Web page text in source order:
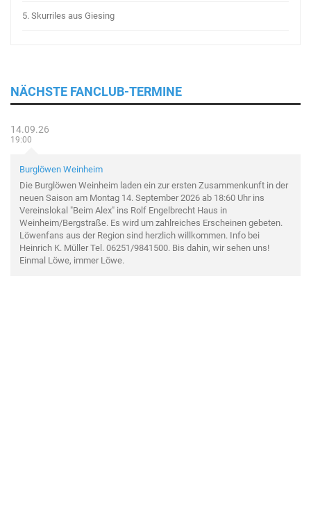
5. Skurriles aus Giesing
NÄCHSTE FANCLUB-TERMINE
14.09.26
19:00
Burglöwen Weinheim
Die Burglöwen Weinheim laden ein zur ersten Zusammenkunft in der
neuen Saison am Montag 14. September 2026 ab 18:60 Uhr ins
Vereinslokal "Beim Alex" ins Rolf Engelbrecht Haus in
Weinheim/Bergstraße. Es wird um zahlreiches Erscheinen gebeten.
Löwenfans aus der Region sind herzlich willkommen. Info bei
Heinrich K. Müller Tel. 06251/9841500. Bis dahin, wir sehen uns!
Einmal Löwe, immer Löwe.